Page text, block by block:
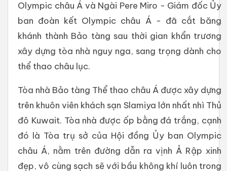
Olympic châu Á và Ngài Pere Miro - Giám đốc Ủy
ban đoàn kết Olympic châu Á - đã cắt băng
khánh thành Bảo tàng sau thời gian khẩn trương
xây dựng tòa nhà nguy nga, sang trọng dành cho
thể thao châu lục.
Tòa nhà Bảo tàng Thể thao châu Á được xây dựng
trên khuôn viên khách sạn Slamiya lớn nhất nhì Thủ
đô Kuwait. Tòa nhà được ốp bằng đá trắng, cạnh
đó là Tòa trụ sở của Hội đồng Ủy ban Olympic
châu Á, nằm trên đường dẫn ra vịnh Ả Rập xinh
đẹp, vô cùng sạch sẽ với bầu không khí luôn trong